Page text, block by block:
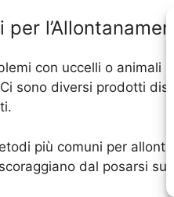
per
con uccelli o animali
sono diversi prodotti
più comuni per
dal posarsi